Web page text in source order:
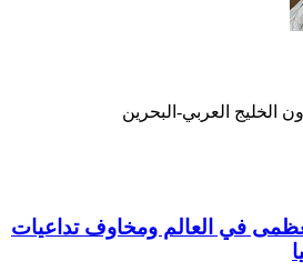
الخليج العربي-البحرين
في العالم ومخاوف تداعيات